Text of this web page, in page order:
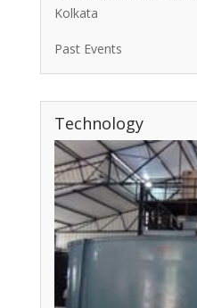
Kolkata
Past Events
Technology